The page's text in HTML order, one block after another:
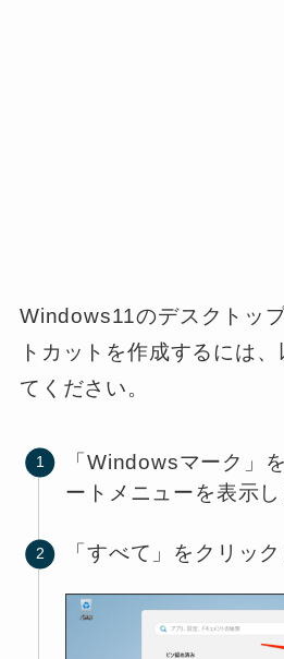
Windows11のデスクトッ
トカットを作成するには
てください。
「Windowsマーク」
ートメニューを表示し
「すべて」をクリック